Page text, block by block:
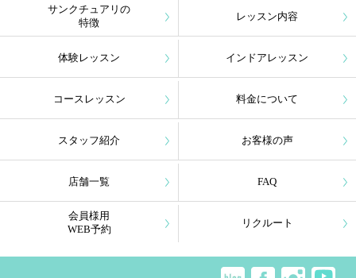
サンクチュアリの
特徴
レッスン内容
体験レッスン インドアレッスン
コースレッスン 料金について
スタッフ紹介 お客様の声
店舗一覧 FAQ
会員様用
WEB予約
リクルート